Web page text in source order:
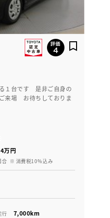
１台です 是非ご自身の
来場 お待ちしておりま
万円
合 ※ 消費税10％込み
行 7,000km